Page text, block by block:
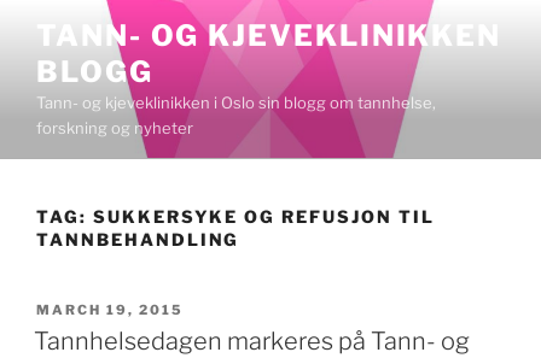
content
TANN- OG KJEVEKLINIKKEN
BLOGG
Tann- og kjeveklinikken i Oslo sin blogg om tannhelse,
forskning og nyheter
TAG: SUKKERSYKE OG REFUSJON TIL
TANNBEHANDLING
POSTED
ON
MARCH 19, 2015
Tannhelsedagen markeres på Tann- og